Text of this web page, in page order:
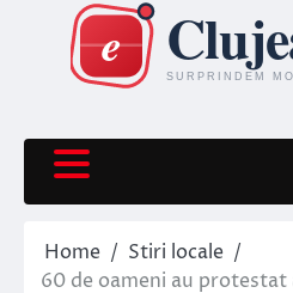
content
Home
Stiri locale
60 de oameni au protestat